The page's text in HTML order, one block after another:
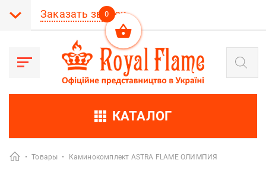
Заказать звонок
Поиск
товаров
КАТАЛОГ
• Товары • Каминокомплект ASTRA FLAME ОЛИМПИЯ
0